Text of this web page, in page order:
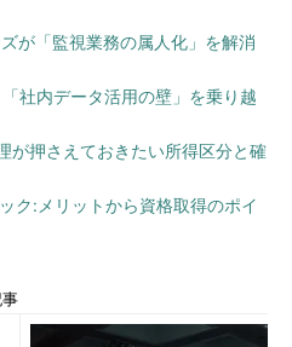
が「監視業務の属人化」を解消
社内データ活用の壁」を乗り越
が押さえておきたい所得区分と確
ク:メリットから資格取得のポイ